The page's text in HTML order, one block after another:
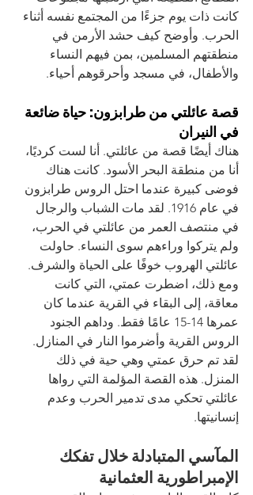
كانت ذات يوم جزءًا من المجتمع نفسه أثناء
الحرب. وأوضح كيف حشد الأرمن في
منطقتهم المسلمين، بمن فيهم النساء
والأطفال، في مسجد وأحرقوهم أحياء.
قصة عائلتي من طرابزون: حياة ضائعة
في النيران
هناك أيضًا قصة من عائلتي. أنا لست كرديًا،
أنا من منطقة البحر الأسود. كانت هناك
فوضى كبيرة عندما احتل الروس طرابزون
في عام 1916. لقد مات الشباب والرجال
في منتصف العمر من عائلتي في الحرب،
ولم يتركوا وراءهم سوى النساء. حاولت
عائلتي الهروب خوفًا على الحياة والشرف.
ومع ذلك، اضطرت عمتي، التي كانت
معاقة، إلى البقاء في القرية عندما كان
عمرها 14-15 عامًا فقط. وداهم الجنود
الروس القرية وأضرموا النار في المنازل.
لقد تم حرق عمتي وهي حية في ذلك
المنزل. هذه القصة المؤلمة التي رواها
عائلتي تحكي مدى تدمير الحرب وعدم
إنسانيتها.
المآسي المتبادلة خلال تفكك
الإمبراطورية العثمانية